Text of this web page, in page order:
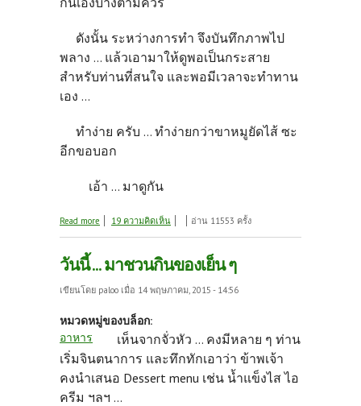
ดังนั้น ระหว่างการทำ จึงบันทึกภาพไป
พลาง ... แล้วเอามาให้ดูพอเป็นกระสาย
สำหรับท่านที่สนใจ และพอมีเวลาจะทำทาน
เอง ...
ทำง่าย ครับ ... ทำง่ายกว่าขาหมูยัดไส้ ซะ
อีกขอบอก
เอ้า ... มาดูกัน
Read more about อร่อย กรอบนอก นุ่มใน … จะลองทำไหม ?
19 ความคิดเห็น อ่าน 11553 ครั้ง
วันนี้ ... มาชวนกินของเย็น ๆ
เขียนโดย paloo เมื่อ 14 พฤษภาคม, 2015 - 14:56
หมวดหมู่ของบล็อก:
อาหาร
เห็นจากจั่วหัว ... คงมีหลาย ๆ ท่าน
เริ่มจินตนาการ และทึกทักเอาว่า ข้าพเจ้า
คงนำเสนอ Dessert menu เช่น น้ำแข็งไส ไอ
ครีม ฯลฯ ...